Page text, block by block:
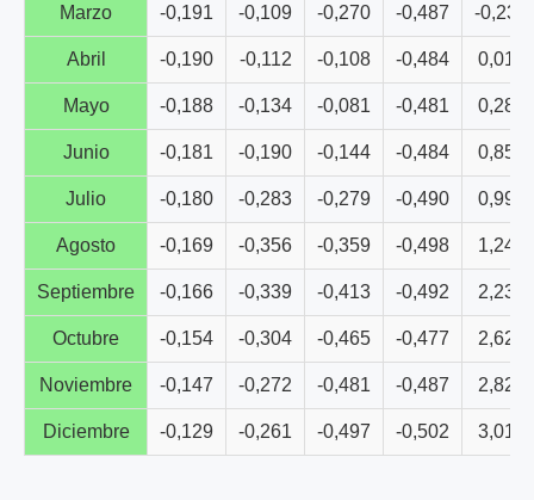
Marzo -0,191 -0,109 -0,270 -0,487 -0,237
Abril -0,190 -0,112 -0,108 -0,484 0,013
Mayo -0,188 -0,134 -0,081 -0,481 0,287
Junio -0,181 -0,190 -0,144 -0,484 0,852
Julio -0,180 -0,283 -0,279 -0,490 0,992
Agosto -0,169 -0,356 -0,359 -0,498 1,249
Septiembre -0,166 -0,339 -0,413 -0,492 2,233
Octubre -0,154 -0,304 -0,465 -0,477 2,629
Noviembre -0,147 -0,272 -0,481 -0,487 2,828
Diciembre -0,129 -0,261 -0,497 -0,502 3,018